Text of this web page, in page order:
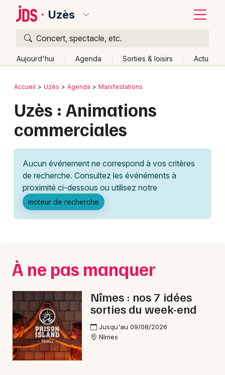
Uzès
Concert, spectacle, etc.
Aujourd'hui Agenda Sorties & loisirs Actu
Publier un événement
Grands événements
Activité & Expérience
Manifestations
Foires & salons
Concerts
Sports
Soirées
Sorties famille
Bordeaux
Colmar
Lille
Lyon
Marseille
Mulhouse
Nice
Paris
Strasbourg
Toulouse
Toutes les villes
Retour
Accueil Uzès Agenda Manifestations
Uzès : Animations
commerciales
Aucun événement ne correspond à vos critères
de recherche. Consultez les événéments à
proximité ci-dessous ou utilisez notre
moteur de recherche
À ne pas manquer
Nîmes : nos 7 idées
sorties du week-end
Jusqu'au 09/08/2026
Nîmes
Quoi ?
Où ?
Partout
Près de moi Changer de lieu
Quand ?
Aujourd'hui
Demain Ce week-end Autre